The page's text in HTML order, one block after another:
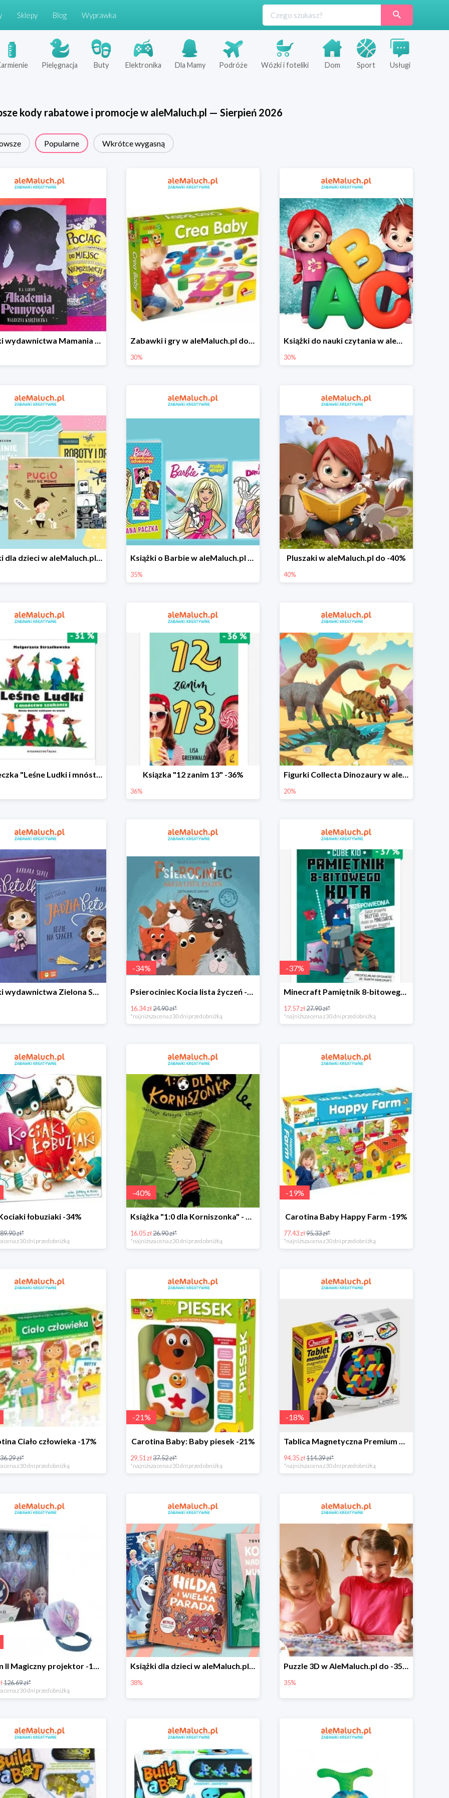
Sklepy Blog Wyprawka
Pielęgnacja Buty Elektronika Dla Mamy Podróże Wózki i foteliki Dom Sport Usługi
kody rabatowe i promocje w aleMaluch.pl — Sierpień 2026
Popularne Wkrótce wygasną
Książki wydawnictwa Mamania w aleMaluch do -56% Zabawki i gry w aleMaluch.pl do -35%
30%
Książki do nauki czytania w aleMaluch.pl do -30%
30%
Książki dla dzieci w aleMaluch.pl do -35% Książki o Barbie w aleMaluch.pl do -35%
35%
Pluszaki w aleMaluch.pl do -40%
40%
Książeczka "Leśne Ludki i mnóstwo szukania" -31% Ksiązka "12 zanim 13" -36%
36%
Figurki Collecta Dinozaury w aleMaluch.pl do -20%
20%
Książki wydawnictwa Zielona Sowa do -40% w aleMaluch.pl
-34%
Psierociniec Kocia lista życzeń -34%
16.34 zł24.90 zł*
*najniższa cena z 30 dni przed obniżką
-37%
Minecraft Pamiętnik 8-bitowego kota -37%
17.57 zł27.90 zł*
*najniższa cena z 30 dni przed obniżką
łobuziaki -34%
89.90 zł*
cena z 30 dni przed obniżką
-40%
Książka "1:0 dla Korniszonka" - 40%
16.05 zł26.90 zł*
*najniższa cena z 30 dni przed obniżką
-19%
Carotina Baby Happy Farm -19%
77.43 zł95.33 zł*
*najniższa cena z 30 dni przed obniżką
Ciało człowieka -17%
36.29 zł*
cena z 30 dni przed obniżką
-21%
Carotina Baby: Baby piesek -21%
29.51 zł37.52 zł*
*najniższa cena z 30 dni przed obniżką
-18%
Tablica Magnetyczna Premium Mandala -18%
94.35 zł114.39 zł*
*najniższa cena z 30 dni przed obniżką
Frozen II Magiczny projektor -18%
126.69 zł*
cena z 30 dni przed obniżką
Książki dla dzieci w aleMaluch.pl do -40%
38%
Puzzle 3D w AleMaluch.pl do -35%
35%